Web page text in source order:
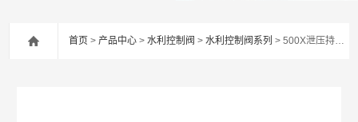
首页 >产品中心 >水利控制阀 >水利控制阀系列 > 500X泄压持压阀